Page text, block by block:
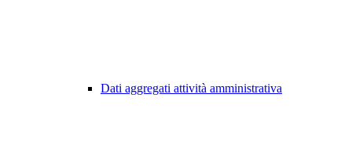
Dati aggregati attività amministrativa